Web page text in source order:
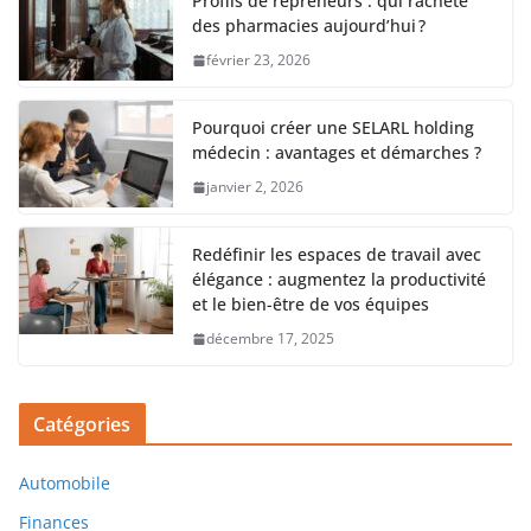
des pharmacies aujourd’hui ?
février 23, 2026
Pourquoi créer une SELARL holding
médecin : avantages et démarches ?
janvier 2, 2026
Redéfinir les espaces de travail avec
élégance : augmentez la productivité
et le bien-être de vos équipes
décembre 17, 2025
Catégories
Automobile
Finances